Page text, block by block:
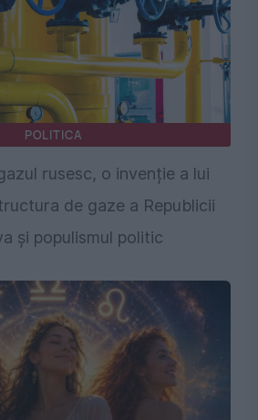
POLITICA
rusesc, o invenție a lui
de gaze a Republicii
și populismul politic